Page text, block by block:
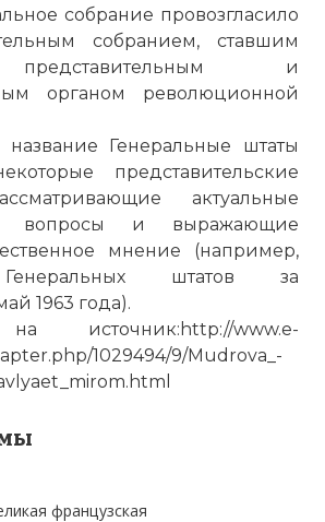
собрание провозгласило
собранием, ставшим
и
органом революционной
Генеральные штаты
представительские
актуальные
вопросы и выражающие
мнение (например,
штатов за
1963 года).
источник:http://www.e-
1029494/9/Mudrova_-
французская